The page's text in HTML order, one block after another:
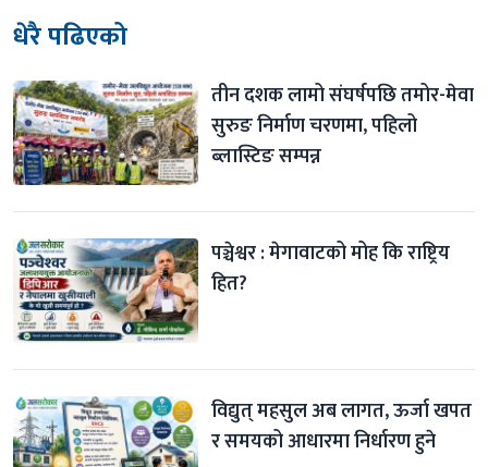
धेरै पढिएको
तीन दशक लामो संघर्षपछि तमोर-मेवा
सुरुङ निर्माण चरणमा, पहिलो
ब्लास्टिङ सम्पन्न
पञ्चेश्वर : मेगावाटको मोह कि राष्ट्रिय
हित?
विद्युत् महसुल अब लागत, ऊर्जा खपत
र समयको आधारमा निर्धारण हुने